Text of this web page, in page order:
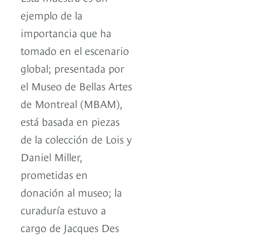
ejemplo de la
importancia que ha
tomado en el escenario
global; presentada por
el Museo de Bellas Artes
de Montreal (MBAM),
está basada en piezas
de la colección de Lois y
Daniel Miller,
prometidas en
donación al museo; la
curaduría estuvo a
cargo de Jacques Des